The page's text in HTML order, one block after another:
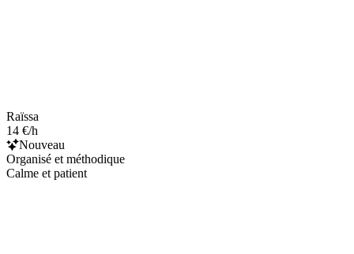
Raïssa
14 €/h
Nouveau
Organisé et méthodique
Calme et patient